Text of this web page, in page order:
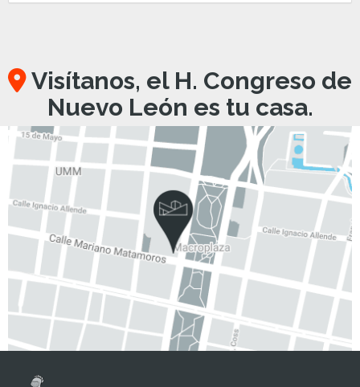
Visítanos, el H. Congreso de
Nuevo León es tu casa.